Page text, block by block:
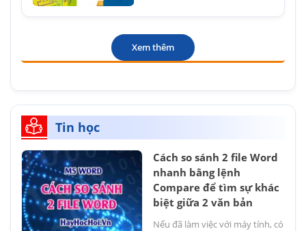
Xem thêm
Tin học
Cách so sánh 2 file Word
nhanh bằng lệnh
Compare để tìm sự khác
biệt giữa 2 văn bản
Nếu đã làm việc với máy tính, có